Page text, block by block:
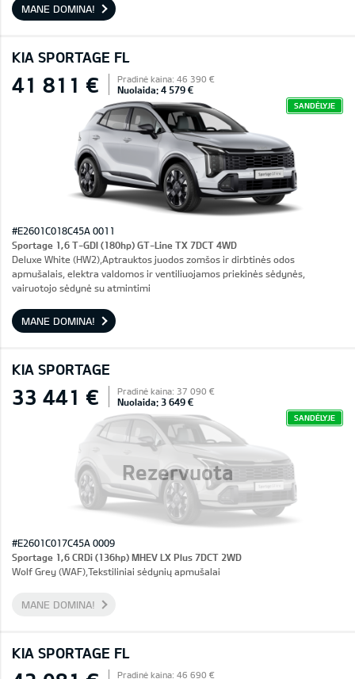
MANE DOMINA!
KIA SPORTAGE FL
41 811 € Pradinė kaina: 46 390 €
Nuolaida: 4 579 €
SANDĖLYJE
#E2601C018C45A 0011
Sportage 1,6 T-GDI (180hp) GT-Line TX 7DCT 4WD
Deluxe White (HW2),Aptrauktos juodos zomšos ir dirbtinės odos
apmušalais, elektra valdomos ir ventiliuojamos priekinės sėdynės,
vairuotojo sėdynė su atmintimi
MANE DOMINA!
KIA SPORTAGE
Rezervuota
33 441 € Pradinė kaina: 37 090 €
Nuolaida: 3 649 €
SANDĖLYJE
#E2601C017C45A 0009
Sportage 1,6 CRDi (136hp) MHEV LX Plus 7DCT 2WD
Wolf Grey (WAF),Tekstiliniai sėdynių apmušalai
MANE DOMINA!
KIA SPORTAGE FL
Pradinė kaina: 46 690 €